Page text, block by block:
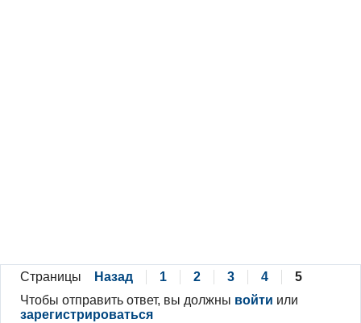
Страницы Назад 1 2 3 4
5
Чтобы отправить ответ, вы должны войти или
зарегистрироваться